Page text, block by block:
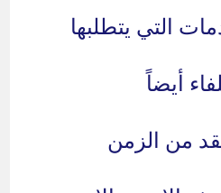
التي يتطلبها
أيضاً
من الزمن